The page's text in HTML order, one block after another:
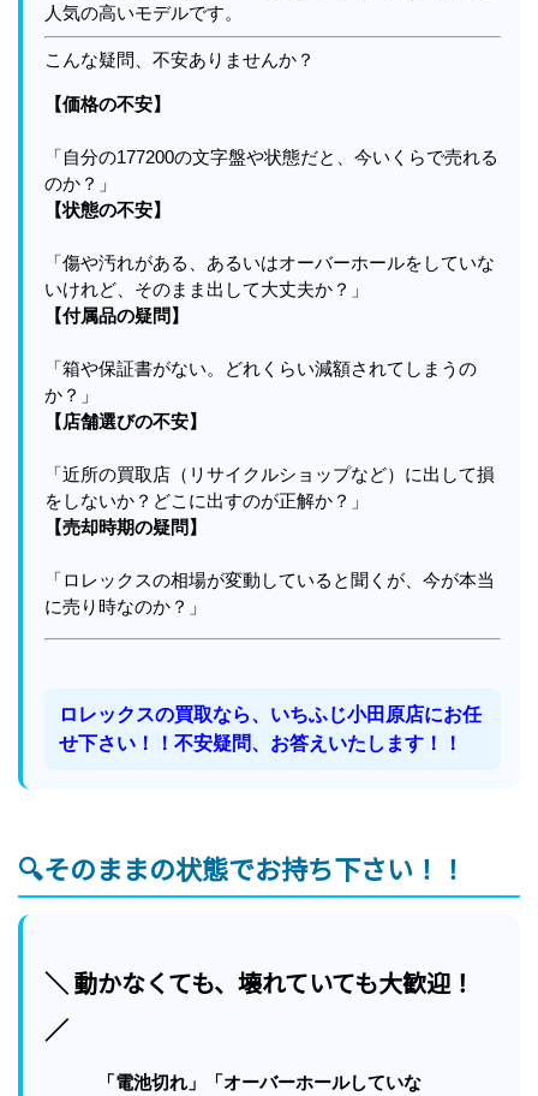
人気の高いモデルです。
こんな疑問、不安ありませんか？
【価格の不安】
「自分の177200の文字盤や状態だと、今いくらで売れる
のか？」
【状態の不安】
「傷や汚れがある、あるいはオーバーホールをしていな
いけれど、そのまま出して大丈夫か？」
【付属品の疑問】
「箱や保証書がない。どれくらい減額されてしまうの
か？」
【店舗選びの不安】
「近所の買取店（リサイクルショップなど）に出して損
をしないか？どこに出すのが正解か？」
【売却時期の疑問】
「ロレックスの相場が変動していると聞くが、今が本当
に売り時なのか？」
ロレックスの買取なら、いちふじ小田原店にお任
せ下さい！！不安疑問、お答えいたします！！
🔍そのままの状態でお持ち下さい！！
＼ 動かなくても、壊れていても大歓迎！
／
「電池切れ」「オーバーホールしていな